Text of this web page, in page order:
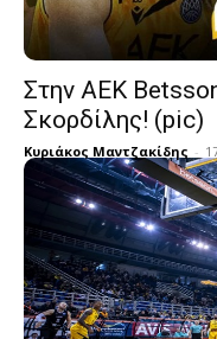
Στην ΑΕΚ
Σκορδίλης! (pic)
Κυριάκος Μαντζακίδης -